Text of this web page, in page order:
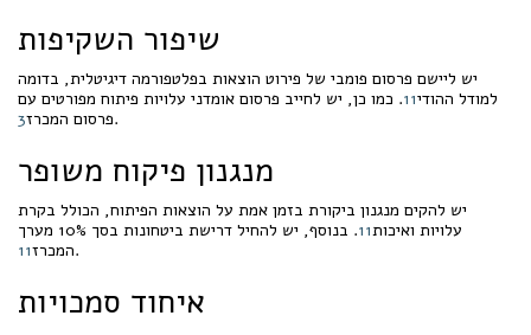
שיפור השקיפות
יש ליישם פרסום פומבי של פירוט הוצאות בפלטפורמה דיגיטלית, בדומה
למודל ההודי11. כמו כן, יש לחייב פרסום אומדני עלויות פיתוח מפורטים עם
פרסום המכרז3 .
מנגנון פיקוח משופר
יש להקים מנגנון ביקורת בזמן אמת על הוצאות הפיתוח, הכולל בקרת
עלויות ואיכות11
. בנוסף, יש להחיל דרישת ביטחונות בסך 10% מערך
המכרז11 .
איחוד סמכויות